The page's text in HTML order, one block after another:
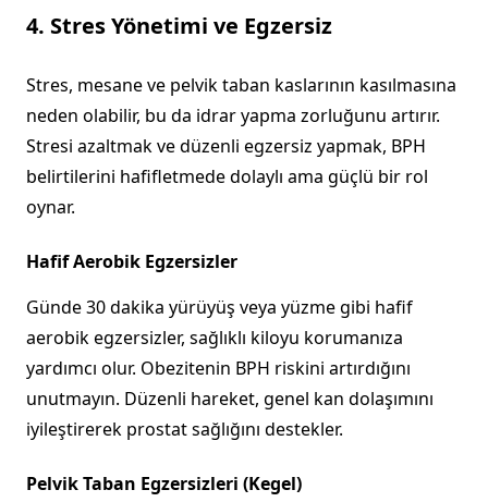
4. Stres Yönetimi ve Egzersiz
Stres, mesane ve pelvik taban kaslarının kasılmasına
neden olabilir, bu da idrar yapma zorluğunu artırır.
Stresi azaltmak ve düzenli egzersiz yapmak, BPH
belirtilerini hafifletmede dolaylı ama güçlü bir rol
oynar.
Hafif Aerobik Egzersizler
Günde 30 dakika yürüyüş veya yüzme gibi hafif
aerobik egzersizler, sağlıklı kiloyu korumanıza
yardımcı olur. Obezitenin BPH riskini artırdığını
unutmayın. Düzenli hareket, genel kan dolaşımını
iyileştirerek prostat sağlığını destekler.
Pelvik Taban Egzersizleri (Kegel)